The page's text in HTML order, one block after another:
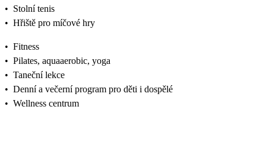
• Stolní tenis
• Hřiště pro míčové hry
• Fitness
• Pilates, aquaaerobic, yoga
• Taneční lekce
• Denní a večerní program pro děti i dospělé
• Wellness centrum